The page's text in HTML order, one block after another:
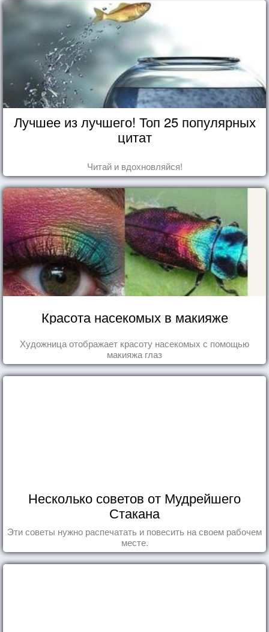
Лучшее из лучшего! Топ 25 популярных
цитат
Читай и вдохновляйся!
Красота насекомых в макияже
Художница отображает красоту насекомых с помощью
макияжа глаз
Несколько советов от Мудрейшего
Стакана
Эти советы нужно распечатать и повесить на своем рабочем
месте.